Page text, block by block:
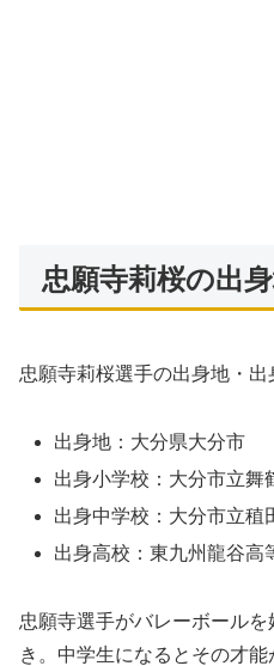
忠願寺莉桜の出
忠願寺莉桜選手の出身地・出
出身地：大分県大分市
出身小学校：大分市立舞
出身中学校：大分市立稙
出身高校：東九州龍谷高
忠願寺選手がバレーボール
き。中学生になるとその才